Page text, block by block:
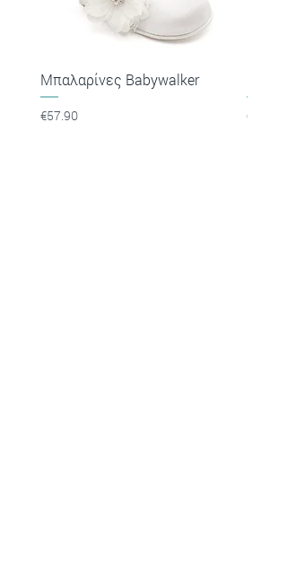
Μπαλαρίνες Babywalker
Price
€57.90 Price
€53.90